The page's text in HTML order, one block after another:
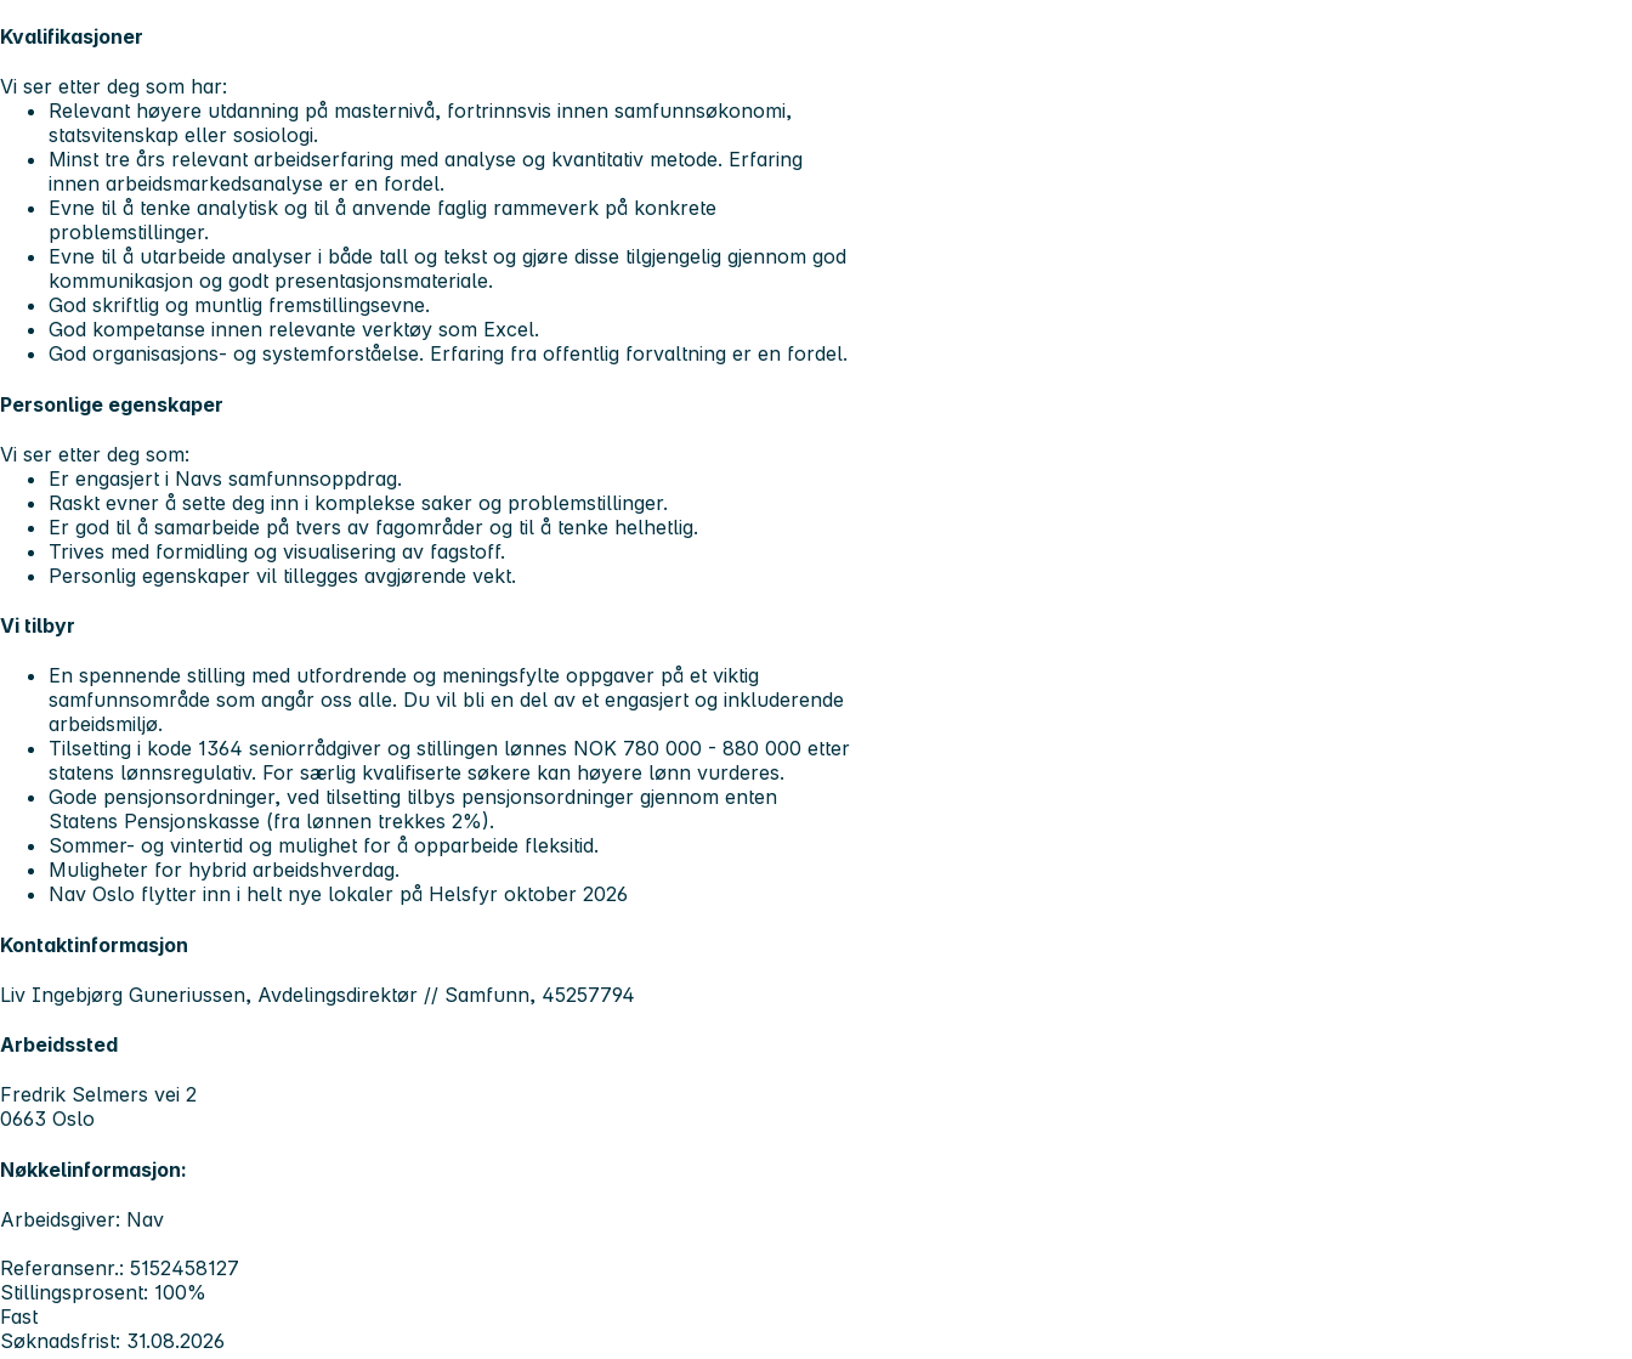
Kvalifikasjoner
Vi ser etter deg som har:
Relevant høyere utdanning på masternivå, fortrinnsvis innen samfunnsøkonomi,
statsvitenskap eller sosiologi.
Minst tre års relevant arbeidserfaring med analyse og kvantitativ metode. Erfaring
innen arbeidsmarkedsanalyse er en fordel.
Evne til å tenke analytisk og til å anvende faglig rammeverk på konkrete
problemstillinger.
Evne til å utarbeide analyser i både tall og tekst og gjøre disse tilgjengelig gjennom god
kommunikasjon og godt presentasjonsmateriale.
God skriftlig og muntlig fremstillingsevne.
God kompetanse innen relevante verktøy som Excel.
God organisasjons- og systemforståelse. Erfaring fra offentlig forvaltning er en fordel.
Personlige egenskaper
Vi ser etter deg som:
Er engasjert i Navs samfunnsoppdrag.
Raskt evner å sette deg inn i komplekse saker og problemstillinger.
Er god til å samarbeide på tvers av fagområder og til å tenke helhetlig.
Trives med formidling og visualisering av fagstoff.
Personlig egenskaper vil tillegges avgjørende vekt.
Vi tilbyr
En spennende stilling med utfordrende og meningsfylte oppgaver på et viktig
samfunnsområde som angår oss alle. Du vil bli en del av et engasjert og inkluderende
arbeidsmiljø.
Tilsetting i kode 1364 seniorrådgiver og stillingen lønnes NOK 780 000 - 880 000 etter
statens lønnsregulativ. For særlig kvalifiserte søkere kan høyere lønn vurderes.
Gode pensjonsordninger, ved tilsetting tilbys pensjonsordninger gjennom enten
Statens Pensjonskasse (fra lønnen trekkes 2%).
Sommer- og vintertid og mulighet for å opparbeide fleksitid.
Muligheter for hybrid arbeidshverdag.
Nav Oslo flytter inn i helt nye lokaler på Helsfyr oktober 2026
Kontaktinformasjon
Liv Ingebjørg Guneriussen, Avdelingsdirektør // Samfunn, 45257794
Arbeidssted
Fredrik Selmers vei 2
0663 Oslo
Nøkkelinformasjon:
Arbeidsgiver: Nav
Referansenr.: 5152458127
Stillingsprosent: 100%
Fast
Søknadsfrist: 31.08.2026